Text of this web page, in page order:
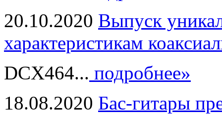
20.10.2020 Выпуск
характеристикам
DCX464... подробнее»
18.08.2020 Бас-гитары